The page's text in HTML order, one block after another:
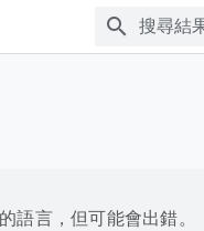
語言，但可能會出錯。